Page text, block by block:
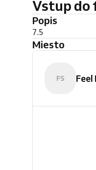
Vstup do
Popis
7.5
Miesto
FS Feel